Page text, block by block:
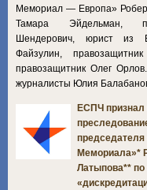
Мемориал — Европа»
Тамара Эйдельман,
Шендерович, юрист из
Файзулин,
правозащитник Олег
журналисты Юлия
ЕСПЧ признал
председателя
Мемориала»*
Латыпова** по